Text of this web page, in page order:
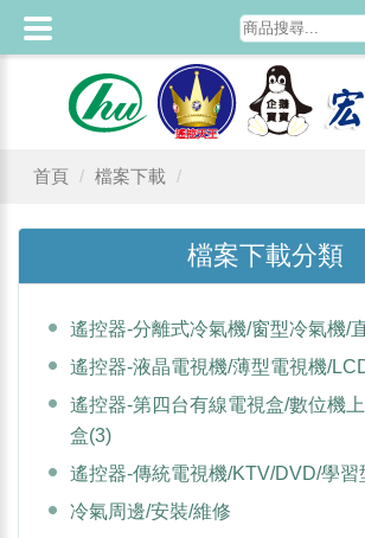
首頁 檔案下載
檔案下載分類
遙控器-分離式冷氣機/窗型冷氣機/
遙控器-液晶電視機/薄型電視機/
遙控器-第四台有線電視盒/數位機
盒(3)
遙控器-傳統電視機/KTV/DVD/學習
冷氣周邊/安裝/維修